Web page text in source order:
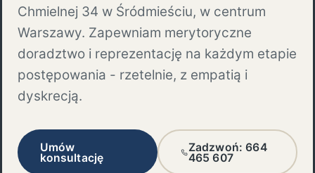
Chmielnej 34 w Śródmieściu, w centrum
Warszawy. Zapewniam merytoryczne
doradztwo i reprezentację na każdym etapie
postępowania - rzetelnie, z empatią i
dyskrecją.
Umów
konsultację
Zadzwoń: 664
465 607